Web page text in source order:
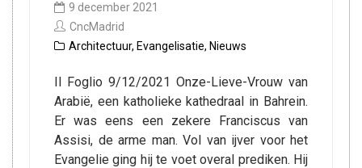
9 december 2021
CncMadrid
Architectuur, Evangelisatie, Nieuws
Il Foglio 9/12/2021 Onze-Lieve-Vrouw van
Arabië, een katholieke kathedraal in Bahrein.
Er was eens een zekere Franciscus van
Assisi, de arme man. Vol van ijver voor het
Evangelie ging hij te voet overal prediken. Hij